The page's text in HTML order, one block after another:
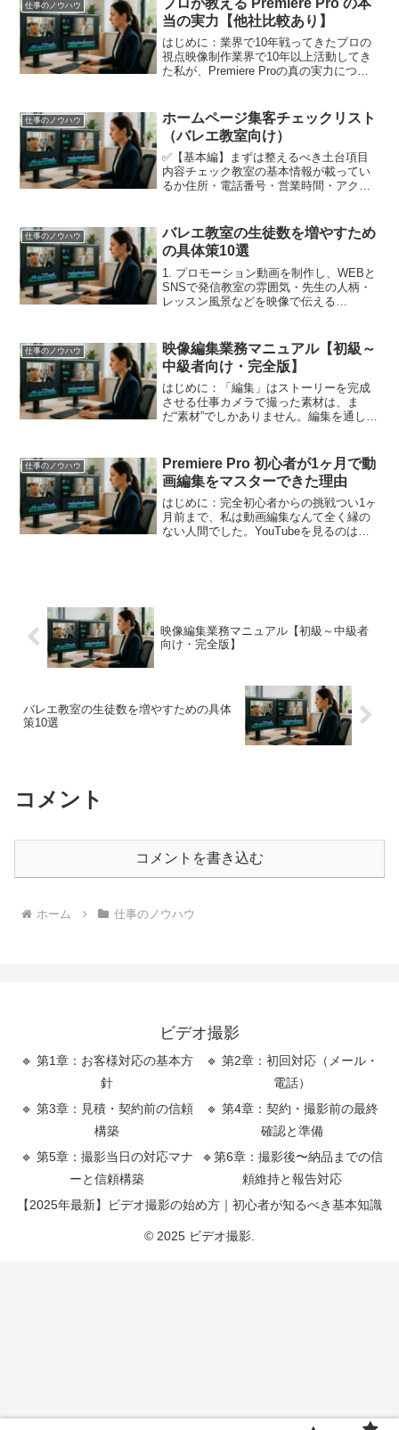
デオ撮影を手がけてきた私...
仕事のノウハウ
当の実力【他社比較あり】
はじめに：業界で10年戦ってきたプロの
視点映像制作業界で10年以上活動してき
た私が、Premiere Proの真の実力につい
たり前で、私自身もAvid Media Com...
仕事のノウハウ
ホームページ集客チェックリスト
（バレエ教室向け）
✅【基本編】まずは整えるべき土台項目
内容チェック教室の基本情報が載ってい
るか住所・電話番号・営業時間・アクセ
成がわかりやすいか「教室案内」「クラ
ス紹介」「体験申込」...
仕事のノウハウ
バレエ教室の生徒数を増やすため
の具体策10選
1. プロモーション動画を制作し、WEBと
SNSで発信教室の雰囲気・先生の人柄・
レッスン風景などを映像で伝える
ップに設置 → 離脱率減・申込率U...
仕事のノウハウ
映像編集業務マニュアル【初級～
中級者向け・完全版】
はじめに：「編集」はストーリーを完成
させる仕事カメラで撮った素材は、ま
だ“素材”でしかありません。編集を通し
します。本マニュアルは、これから映像
編集を本格的に学びたい方...
仕事のノウハウ
Premiere Pro 初心者が1ヶ月で動
画編集をマスターできた理由
はじめに：完全初心者からの挑戦つい1ヶ
月前まで、私は動画編集なんて全く縁の
ない人間でした。YouTubeを見るのは好
映像編集業務マニュアル【初級～中級者
向け・完全版】
バレエ教室の生徒数を増やすための具体
策10選
コメント
コメントを書き込む
ホーム 仕事のノウハウ
ビデオ撮影
🔹 第1章：お客様対応の基本方
針
🔹 第2章：初回対応（メール・
電話）
🔹 第3章：見積・契約前の信頼
構築
🔹 第4章：契約・撮影前の最終
確認と準備
🔹 第5章：撮影当日の対応マナ
ーと信頼構築
🔹第6章：撮影後〜納品までの信
頼維持と報告対応
【2025年最新】ビデオ撮影の始め方｜初心者が知るべき基本知識
© 2025 ビデオ撮影.